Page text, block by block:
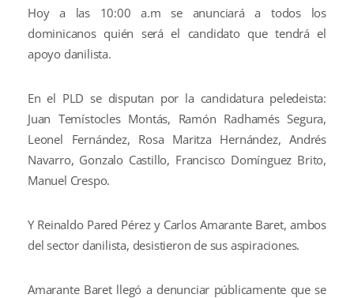
Hoy a las 10:00 a.m se anunciará a todos los
dominicanos quién será el candidato que tendrá el
apoyo danilista.
En el PLD se disputan por la candidatura peledeista:
Juan Temístocles Montás, Ramón Radhamés Segura,
Leonel Fernández, Rosa Maritza Hernández, Andrés
Navarro, Gonzalo Castillo, Francisco Domínguez Brito,
Manuel Crespo.
Y Reinaldo Pared Pérez y Carlos Amarante Baret, ambos
del sector danilista, desistieron de sus aspiraciones.
Amarante Baret llegó a denunciar públicamente que se